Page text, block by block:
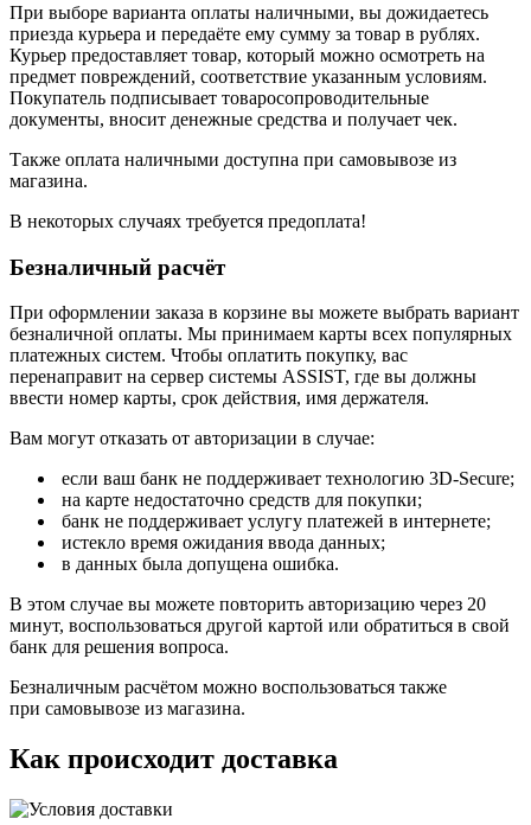
При выборе варианта оплаты наличными, вы дожидаетесь
приезда курьера и передаёте ему сумму за товар в рублях.
Курьер предоставляет товар, который можно осмотреть на
предмет повреждений, соответствие указанным условиям.
Покупатель подписывает товаросопроводительные
документы, вносит денежные средства и получает чек.
Также оплата наличными доступна при самовывозе из
магазина.
В некоторых случаях требуется предоплата!
Безналичный расчёт
При оформлении заказа в корзине вы можете выбрать вариант
безналичной оплаты. Мы принимаем карты всех популярных
платежных систем. Чтобы оплатить покупку, вас
перенаправит на сервер системы ASSIST, где вы должны
ввести номер карты, срок действия, имя держателя.
Вам могут отказать от авторизации в случае:
если ваш банк не поддерживает технологию 3D-Secure;
на карте недостаточно средств для покупки;
банк не поддерживает услугу платежей в интернете;
истекло время ожидания ввода данных;
в данных была допущена ошибка.
В этом случае вы можете повторить авторизацию через 20
минут, воспользоваться другой картой или обратиться в свой
банк для решения вопроса.
Безналичным расчётом можно воспользоваться также
при самовывозе из магазина.
Как происходит доставка